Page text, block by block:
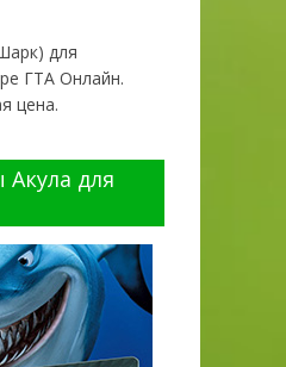
для
ГТА Онлайн.
цена.
для